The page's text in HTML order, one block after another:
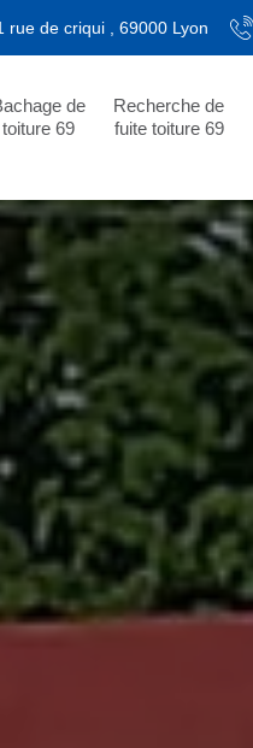
rue de criqui , 69000 Lyon
de
toiture 69
Recherche de
fuite toiture 69